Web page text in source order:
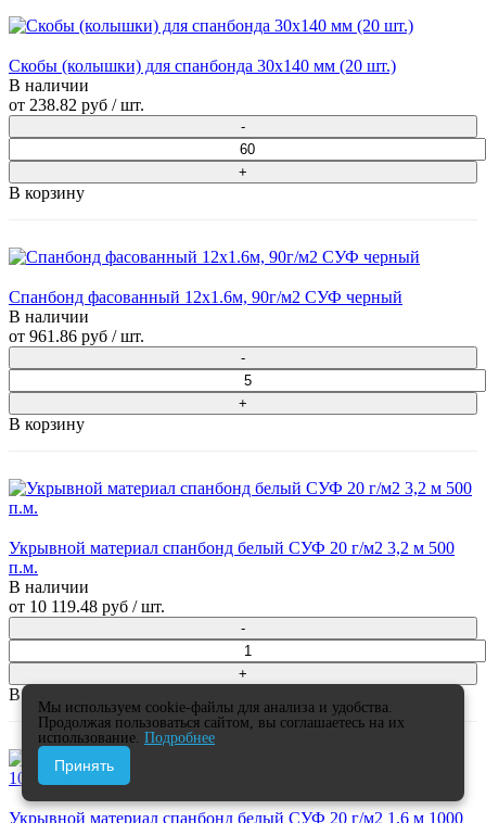
Скобы (колышки) для спанбонда 30х140 мм (20 шт.)
В наличии
от 238.82 руб / шт.
В корзину
Спанбонд фасованный 12х1.6м, 90г/м2 СУФ черный
В наличии
от 961.86 руб / шт.
В корзину
Укрывной материал спанбонд белый СУФ 20 г/м2 3,2 м 500
п.м.
В наличии
от 10 119.48 руб / шт.
В корзину
Укрывной материал спанбонд белый СУФ 20 г/м2 1,6 м 1000
Мы используем cookie-файлы для анализа и удобства.
Продолжая пользоваться сайтом, вы соглашаетесь на их
использование. Подробнее
Принять